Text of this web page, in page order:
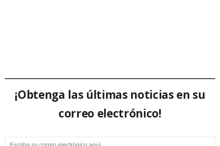
¡Obtenga las últimas noticias en su
correo electrónico!